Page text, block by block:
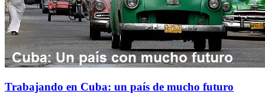
Trabajando en Cuba: un país de mucho futuro